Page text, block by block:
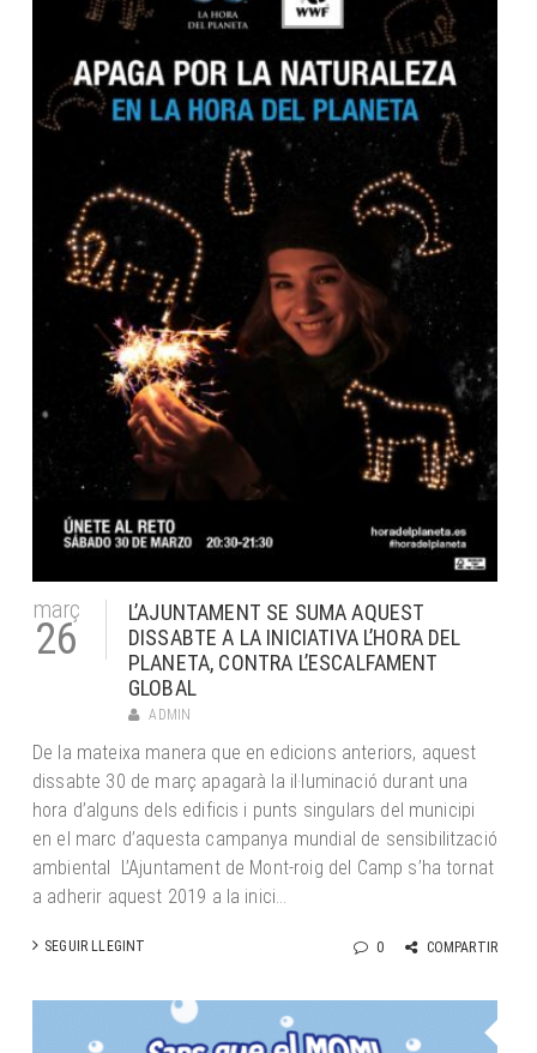
març
26
L’AJUNTAMENT SE SUMA AQUEST
DISSABTE A LA INICIATIVA L’HORA DEL
PLANETA, CONTRA L’ESCALFAMENT
GLOBAL
ADMIN
De la mateixa manera que en edicions anteriors, aquest
dissabte 30 de març apagarà la il·luminació durant una
hora d’alguns dels edificis i punts singulars del municipi
en el marc d’aquesta campanya mundial de sensibilització
ambiental L’Ajuntament de Mont-roig del Camp s’ha tornat
a adherir aquest 2019 a la inici...
SEGUIR LLEGINT 0 COMPARTIR